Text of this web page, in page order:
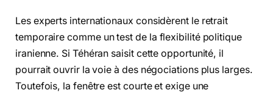
Les experts internationaux considèrent le retrait
temporaire comme un test de la flexibilité politique
iranienne. Si Téhéran saisit cette opportunité, il
pourrait ouvrir la voie à des négociations plus larges.
Toutefois, la fenêtre est courte et exige une